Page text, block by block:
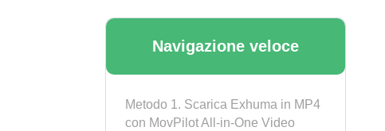
Navigazione veloce
Metodo 1. Scarica Exhuma in MP4
con MovPilot All-in-One Video